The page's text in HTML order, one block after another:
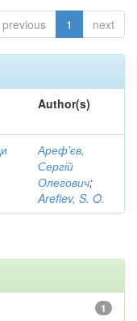
previous 1 next
Author(s)
Ареф'єв,
Сергій
Олегович;
Arefiev, S. O.
1